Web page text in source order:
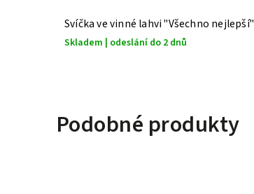
Svíčka ve vinné lahvi "Všechno nejlepší"
Skladem | odeslání do 2 dnů
Podobné produkty